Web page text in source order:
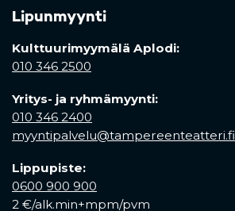
Lipunmyynti
Kulttuurimyymälä Aplodi:
010 346 2500
Yritys- ja ryhmämyynti:
010 346 2400
myyntipalvelu@tampereenteatteri.fi
Lippupiste:
0600 900 900
2 €/alk.min+mpm/pvm